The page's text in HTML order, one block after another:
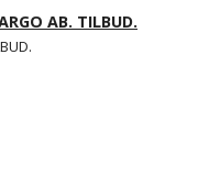
AB. TILBUD.